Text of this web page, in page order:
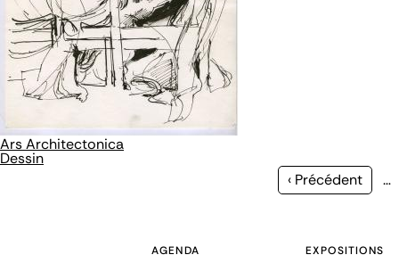
Ars Architectonica
Dessin
Page
‹ Précédent …
AGENDA EXPOSITIONS